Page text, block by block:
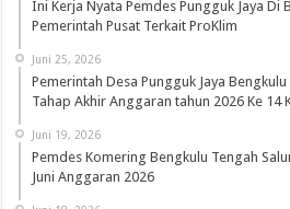
Ini Kerja Nyata Pemdes Pungguk Jaya
Pemerintah Pusat Terkait ProKlim
Juni 25, 2026
Pemerintah Desa Pungguk Jaya
Tahap Akhir Anggaran tahun 2026 Ke 14
Juni 19, 2026
Pemdes Komering Bengkulu Tengah
Juni Anggaran 2026